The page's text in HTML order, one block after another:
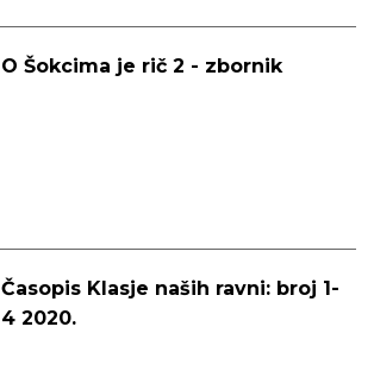
O Šokcima je rič 2 - zbornik
Časopis Klasje naših ravni: broj 1-
4 2020.